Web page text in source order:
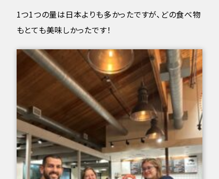
1つ1つの量は日本よりも多かったですが、どの食べ物
もとても美味しかったです！